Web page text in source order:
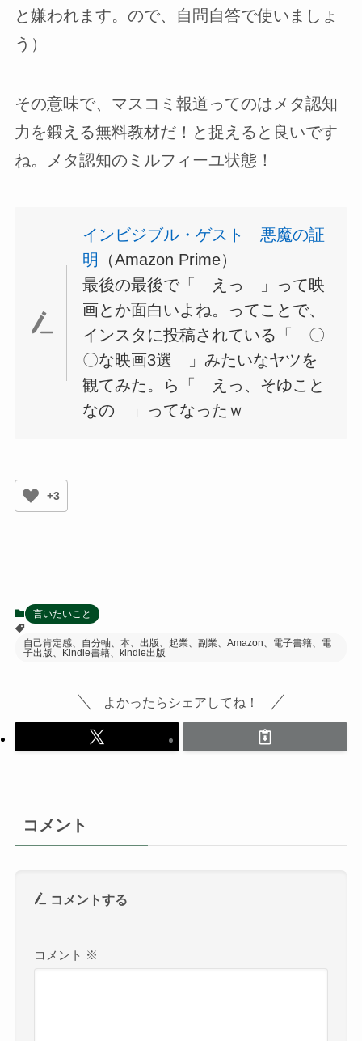
と嫌われます。ので、自問自答で使いましょ
う）
その意味で、マスコミ報道ってのはメタ認知
力を鍛える無料教材だ！と捉えると良いです
ね。メタ認知のミルフィーユ状態！
インビジブル・ゲスト 悪魔の証
明
（Amazon Prime）
最後の最後で「 えっ 」って映
画とか面白いよね。ってことで、
インスタに投稿されている「 〇
〇な映画3選 」みたいなヤツを
観てみた。ら「 えっ、そゆこと
なの 」ってなったｗ
+3
言いたいこと
自己肯定感、自分軸、本、出版、起業、副業、Amazon、電子書籍、電
子出版、Kindle書籍、kindle出版
よかったらシェアしてね！
コメント
コメントする
コメント ※